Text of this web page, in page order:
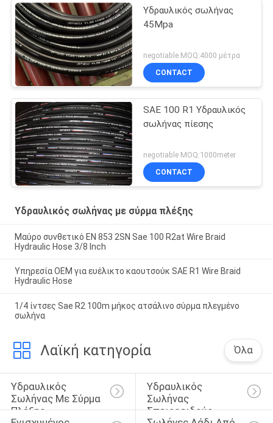
Υδραυλικός σωλήνας
45Mpa
negotiable MOQ:4000 μέτρα
CONTACT
SAE 100 R1 Υδραυλικός
σωλήνας πίεσης
negotiable MOQ:1000meter
CONTACT
Υδραυλικός σωλήνας με σύρμα πλέξης
Μαύρο συνθετικό EN 853 2SN Sae 100 R2at Wire Braid
Hydraulic Hose 3/8 Inch
Υπηρεσία OEM για ευέλικτο καουτσούκ SAE R1 Wire Braid
Hydraulic Hose
1/4 ίντσες Sae R2 100m μήκος ατσάλινο σύρμα πλεγμένο
σωλήνα
Λαϊκή κατηγορία Όλα
Υδραυλικός
Σωλήνας Με Σύρμα
Πλέξης
Υδραυλικός
Σωλήνας
Σπειροειδούς